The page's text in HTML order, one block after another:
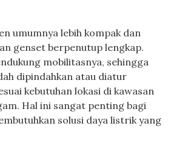
umumnya lebih kompak dan
genset berpenutup lengkap.
mobilitasnya, sehingga
dipindahkan atau diatur
kebutuhan lokasi di kawasan
Hal ini sangat penting bagi
solusi daya listrik yang